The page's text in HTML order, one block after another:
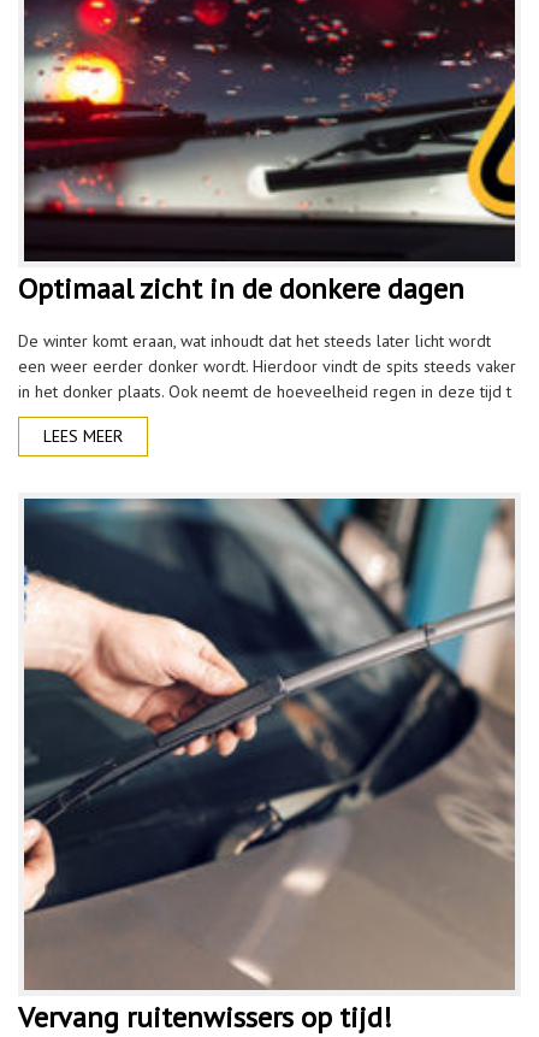
Optimaal zicht in de donkere dagen
De winter komt eraan, wat inhoudt dat het steeds later licht wordt
een weer eerder donker wordt. Hierdoor vindt de spits steeds vaker
in het donker plaats. Ook neemt de hoeveelheid regen in deze tijd t
LEES MEER
Vervang ruitenwissers op tijd!